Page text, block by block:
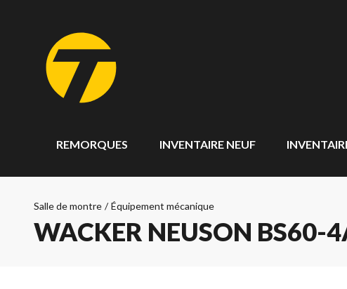
REMORQUES INVENTAIRE NEUF
Salle de montre / Équipement mécanique
WACKER NEUSON BS60-